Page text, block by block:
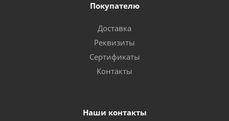
Покупателю
Доставка
Реквизиты
Сертификаты
Контакты
Наши контакты